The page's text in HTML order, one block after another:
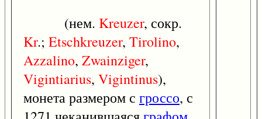
(нем. Kreuzer, сокр.
Kr.; Etschkreuzer, Tirolino,
Azzalino, Zwainziger,
Vigintiarius, Vigintinus),
монета размером с гроссо, с